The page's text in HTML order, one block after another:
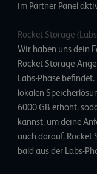
im Partner Panel
Rocket Storage
Wir haben uns dein
Rocket Storage-
Labs-Phase
lokalen
6000 GB erhöht,
kannst, um deine
auch darauf, Rocket
bald aus der Labs-